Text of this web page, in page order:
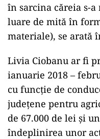
în sarcina căreia s-
luare de mită în
materiale), se arată
Livia Ciobanu ar fi
ianuarie 2018 –
cu funcţie de
judeţene pentru
de 67.000 de lei şi
îndeplinirea unor